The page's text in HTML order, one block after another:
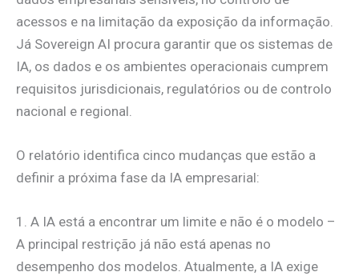
acessos e na limitação da exposição da informação.
Já Sovereign AI procura garantir que os sistemas de
IA, os dados e os ambientes operacionais cumprem
requisitos jurisdicionais, regulatórios ou de controlo
nacional e regional.
O relatório identifica cinco mudanças que estão a
definir a próxima fase da IA empresarial:
1. A IA está a encontrar um limite e não é o modelo –
A principal restrição já não está apenas no
desempenho dos modelos. Atualmente, a IA exige